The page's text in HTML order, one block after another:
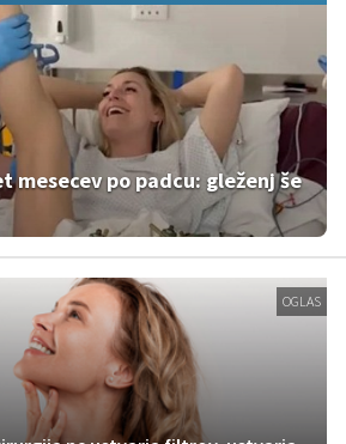
mesecev po padcu: gleženj še
OGLAS